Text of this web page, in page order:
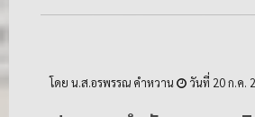
โดย น.ส.อรพรรณ คำหวาน วันที่ 20 ก.ค.